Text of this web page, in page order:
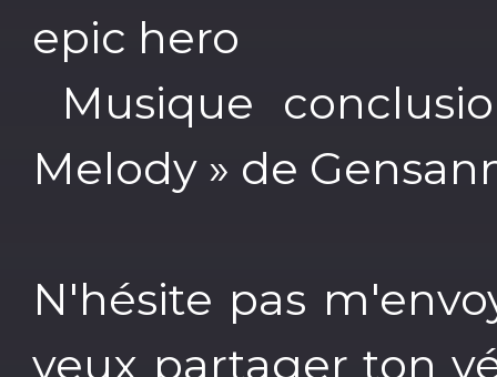
epic hero
Musique
Melody » de
N'hésite pas
veux partager ton